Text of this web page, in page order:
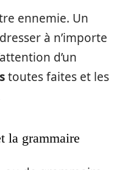
ennemie. Un
à n’importe
d’un
toutes faites et les
la grammaire